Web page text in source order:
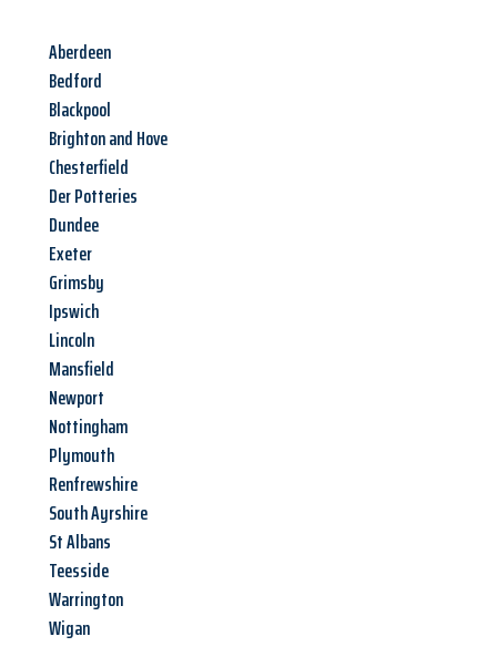
Aberdeen
Bedford
Blackpool
Brighton and Hove
Chesterfield
Der Potteries
Dundee
Exeter
Grimsby
Ipswich
Lincoln
Mansfield
Newport
Nottingham
Plymouth
Renfrewshire
South Ayrshire
St Albans
Teesside
Warrington
Wigan